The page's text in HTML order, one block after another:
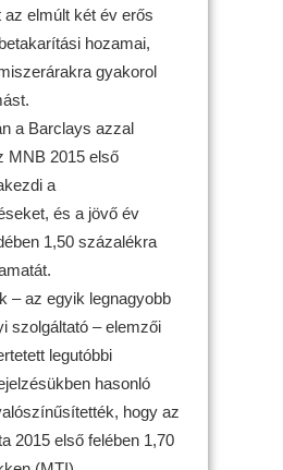
az elmúlt két év erős
hozamai,
gyakorol
a Barclays azzal
MNB 2015 első
a
és a jövő év
1,50 százalékra
– az egyik legnagyobb
szolgáltató – elemzői
legutóbbi
hasonló
hogy az
2015 első felében 1,70